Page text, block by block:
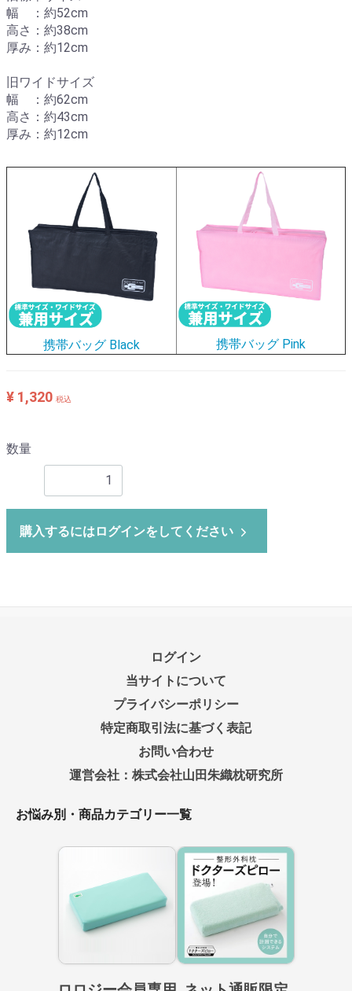
幅 ：約52cm
高さ：約38cm
厚み：約12cm
旧ワイドサイズ
幅 ：約62cm
高さ：約43cm
厚み：約12cm
携帯バッグ Black 携帯バッグ Pink
¥ 1,320 税込
数量
購入するにはログインをしてください
ログイン
当サイトについて
プライバシーポリシー
特定商取引法に基づく表記
お問い合わせ
運営会社：株式会社山田朱織枕研究所
お悩み別・商品カテゴリー一覧